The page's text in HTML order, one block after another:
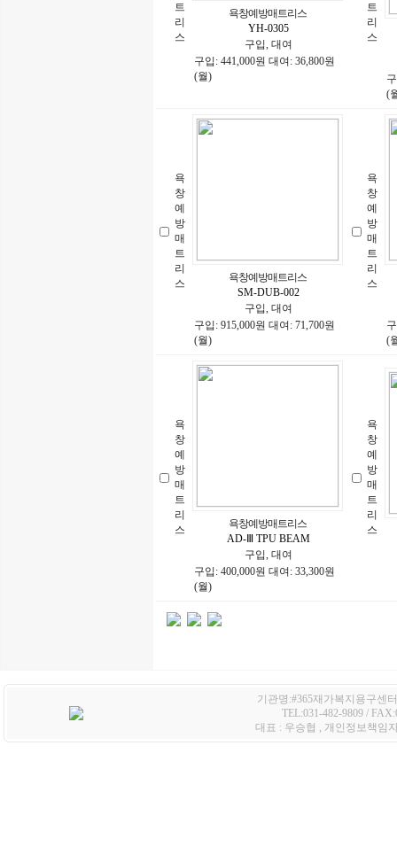
트
리
스
욕창예방매트리스
YH-0305
구입, 대여
구입: 441,000원 대여: 36,800원
(월)
트
리
스
(
욕
창
예
방
매
트
리
스
욕창예방매트리스
SM-DUB-002
구입, 대여
구입: 915,000원 대여: 71,700원
(월)
욕
창
예
방
매
트
리
스
(
욕
창
예
방
매
트
리
스
욕창예방매트리스
AD-Ⅲ TPU BEAM
구입, 대여
구입: 400,000원 대여: 33,300원
(월)
욕
창
예
방
매
트
리
스
기관명:#365재가복지용구센
TEL:031-482-9809 /
대표 : 우승협 , 개인정보책임